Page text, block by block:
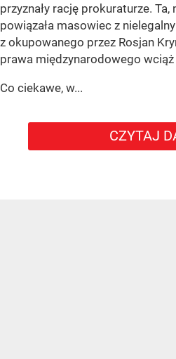
przyznały rację prokuraturze. Ta,
powiązała masowiec z
z okupowanego przez Rosjan
prawa międzynarodowego
Co ciekawe, w...
CZYTAJ